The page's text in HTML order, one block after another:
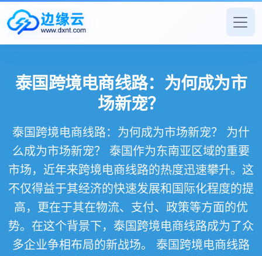
泰国跨境电商线路：为何成为市
场新宠？
泰国跨境电商线路：为何成为市场新宠？ 为什
么成为市场新宠？ 泰国作为东南亚区域的重要
市场，近年来跨境电商线路的热度迅速攀升。这
不仅得益于其经济的快速发展和国际化程度的提
高，更在于其在物流、支付、政策等方面的优
势。在这个背景下，泰国跨境电商线路成为了众
多企业争相布局的新战场。 泰国跨境电商线路